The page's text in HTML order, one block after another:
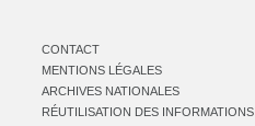
CONTACT
MENTIONS LÉGALES
ARCHIVES NATIONALES
RÉUTILISATION DES INFORMATIONS